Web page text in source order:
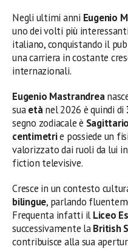
Negli ultimi anni Eugenio
uno dei volti più
italiano, conquistando il
una carriera in costante
internazionali.
Eugenio Mastrandrea
suaetànel 2026 è quindi di
segno zodiacale è
centimetrie possiede un
valorizzato dai ruoli da lui
fiction televisive.
Cresce in un contesto
bilingue, parlando
Frequenta infatti il Liceo
successivamente laBritish
contribuisce alla sua